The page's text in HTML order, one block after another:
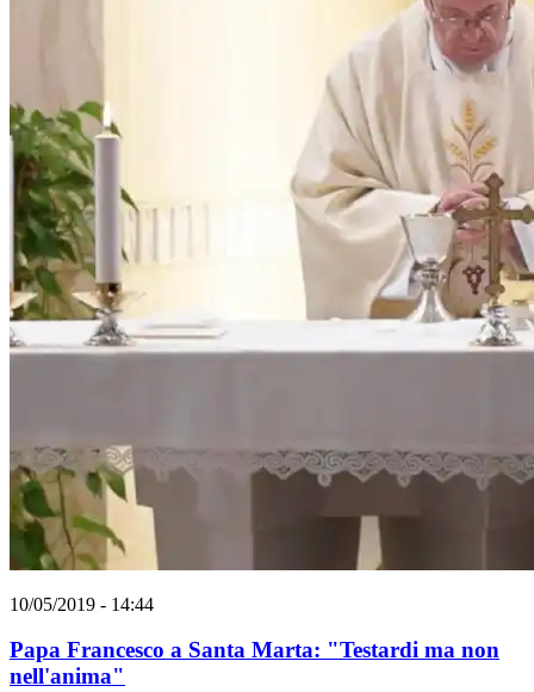
10/05/2019 - 14:44
Papa Francesco a Santa Marta: "Testardi ma non
nell'anima"